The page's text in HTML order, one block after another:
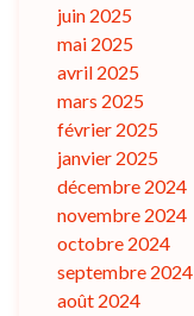
juin 2025
mai 2025
avril 2025
mars 2025
février 2025
janvier 2025
décembre 2024
novembre 2024
octobre 2024
septembre 2024
août 2024